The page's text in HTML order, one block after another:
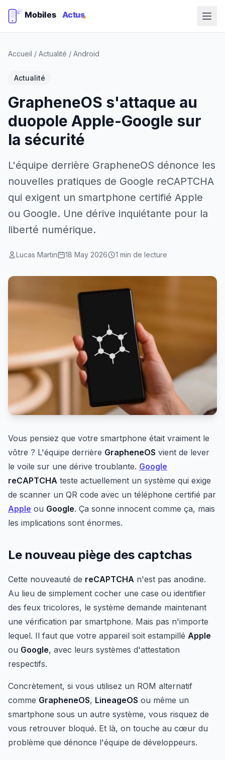
Accueil / Actualité / Android
Actualité
GrapheneOS s'attaque au
duopole Apple-Google sur
la sécurité
L'équipe derrière GrapheneOS dénonce les
nouvelles pratiques de Google reCAPTCHA
qui exigent un smartphone certifié Apple
ou Google. Une dérive inquiétante pour la
liberté numérique.
Lucas Martin 18 May 2026 1 min de lecture
Vous pensiez que votre smartphone était vraiment le
vôtre ? L'équipe derrière GrapheneOS vient de lever
le voile sur une dérive troublante. Google
reCAPTCHA teste actuellement un système qui exige
de scanner un QR code avec un téléphone certifié par
Apple ou Google. Ça sonne innocent comme ça, mais
les implications sont énormes.
Le nouveau piège des captchas
Cette nouveauté de reCAPTCHA n'est pas anodine.
Au lieu de simplement cocher une case ou identifier
des feux tricolores, le système demande maintenant
une vérification par smartphone. Mais pas n'importe
lequel. Il faut que votre appareil soit estampillé Apple
ou Google, avec leurs systèmes d'attestation
respectifs.
Concrètement, si vous utilisez un ROM alternatif
comme GrapheneOS, LineageOS ou même un
smartphone sous un autre système, vous risquez de
vous retrouver bloqué. Et là, on touche au cœur du
problème que dénonce l'équipe de développeurs.